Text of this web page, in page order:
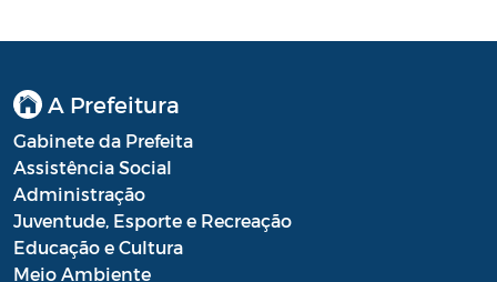
PORTARIA SETUR
PORTARIA SEELA
Portarias Sobre o Coronavírus COVID-19
A Prefeitura
Gabinete da Prefeita
Assistência Social
Administração
Juventude, Esporte e Recreação
Educação e Cultura
Meio Ambiente